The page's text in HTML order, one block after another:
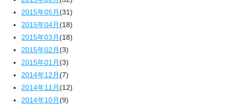
2015年05月(31)
2015年04月(18)
2015年03月(18)
2015年02月(3)
2015年01月(3)
2014年12月(7)
2014年11月(12)
2014年10月(9)